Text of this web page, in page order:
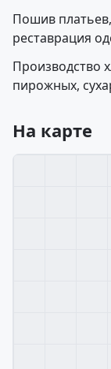
Пошив
реставрация
Производство
пирожных,
На карте